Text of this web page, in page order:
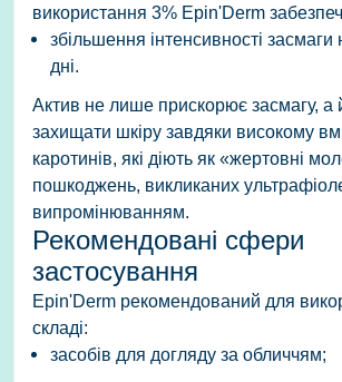
використання 3% Epin'Derm
збільшення інтенсивності засмаги
дні.
Актив не лише прискорює засмагу, а
захищати шкіру завдяки високому
каротинів, які діють як «жертовні
пошкоджень, викликаних
випромінюванням.
Рекомендовані сфери
застосування
Epin'Derm рекомендований для
складі:
засобів для догляду за обличчям;